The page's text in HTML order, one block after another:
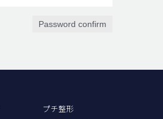
Password confirm
プチ整形